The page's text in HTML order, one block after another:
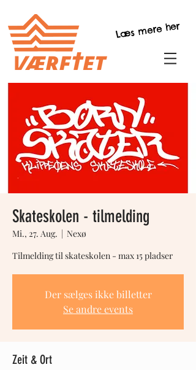
Læs mere her
Skateskolen - tilmelding
Mi., 27. Aug.
  |
Nexø
Tilmelding til skateskolen - max 15 pladser
Der sælges ikke billetter
Se andre events
Zeit & Ort